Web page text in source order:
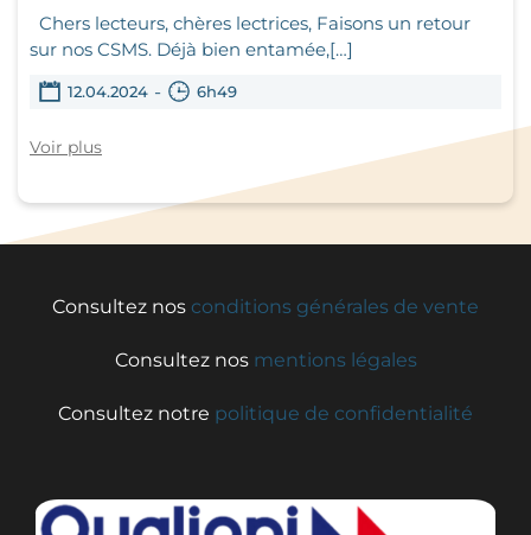
Chers lecteurs, chères lectrices, Faisons un retour
sur nos CSMS. Déjà bien entamée,[…]
12.04.2024 - 6h49
Voir plus
Consultez nos conditions générales de vente
Consultez nos mentions légales
Consultez notre politique de confidentialité